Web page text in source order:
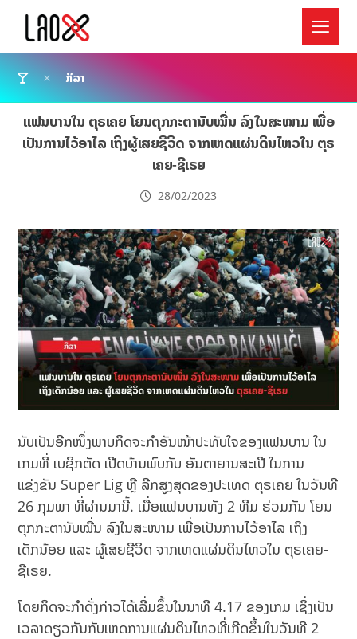
ກິລາ
ແຟນບານໃນ ຕຸຣເຄຍ ໂຍນຕຸກກະຕານັບໝື່ນ ລົງໃນສະໜາມ ເພື່ອ
ເປັນການໄວ້ອາໄລ ເຖິງຜູ້ເສຍຊີວິດ ຈາກເຫດແຜ່ນດິນໄຫວໃນ ຕຸຣ
ເຄຍ-ຊີເຣຍ
28/02/2023
ນັບເປັນອີກໜຶ່ງພາບກິດຈະກໍາອັນໜ້າປະທັບໃຈຂອງແຟນບານ ໃນ
ເກມທີ່ ເບຊິກຕັດ ເປີດບ້ານພົບກັບ ອັນຕາຍານສະເປີ ໃນການ
ແຂ່ງຂັນ Super Lig ຫຼື ລີກສູງສຸດຂອງປະເທດ ຕຸຣເຄຍ ໃນວັນທີ
26 ກຸມພາ ທີ່ຜ່ານມານີ້. ເມື່ອແຟນບານທັງ 2 ທີມ ຮ່ວມກັນ ໂຍນ
ຕຸກກະຕານັບໝື່ນ ລົງໃນສະໜາມ ເພື່ອເປັນການໄວ້ອາໄລ ເຖິງ
ເດັກນ້ອຍ ແລະ ຜູ້ເສຍຊີວິດ ຈາກເຫດແຜ່ນດິນໄຫວໃນ ຕຸຣເຄຍ-
ຊີເຣຍ.
ໂດຍກິດຈະກຳດັ່ງກ່າວໄດ້ເລີ່ມຂຶ້ນໃນນາທີ 4.17 ຂອງເກມ ເຊິ່ງເປັນ
ເວລາດຽວກັນກັບເຫດການແຜ່ນດິນໄຫວທີ່ເກີດຂຶ້ນໃນວັນທີ 2